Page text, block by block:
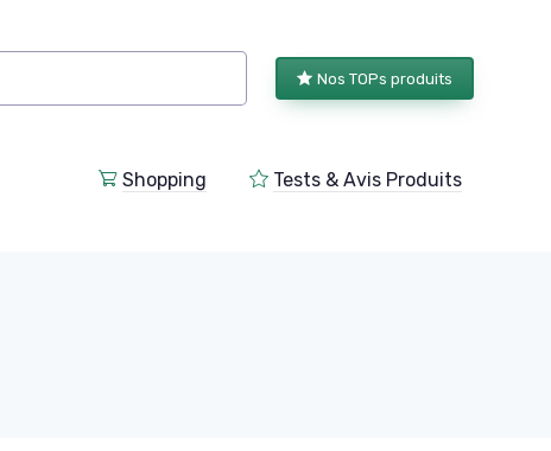
Nos TOPs produits
Shopping Tests & Avis Produits